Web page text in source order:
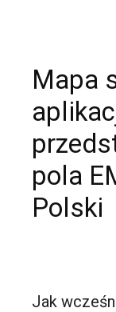
Mapa
pola
Polski
Jak